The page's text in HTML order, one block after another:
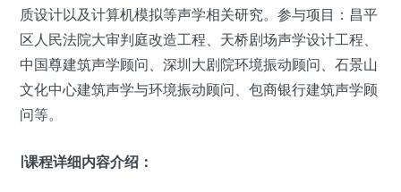
质设计以及计算机模拟等声学相关研究。参与项目：昌平
区人民法院大审判庭改造工程、天桥剧场声学设计工程、
中国尊建筑声学顾问、深圳大剧院环境振动顾问、石景山
文化中心建筑声学与环境振动顾问、包商银行建筑声学顾
问等。
课程详细内容介绍：